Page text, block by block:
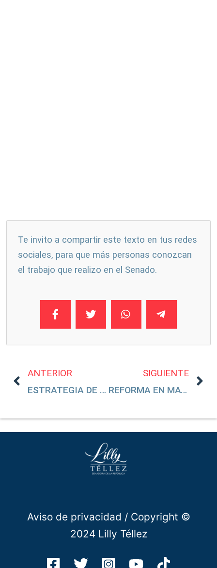
Te invito a compartir este texto en tus redes
sociales, para que más personas conozcan
el trabajo que realizo en el Senado.
ANTERIOR
ESTRATEGIA DE SEGURIDAD
SIGUIENTE
REFORMA EN MATERIA DE PENSIONES
Aviso de privacidad / Copyright ©
2024 Lilly Téllez